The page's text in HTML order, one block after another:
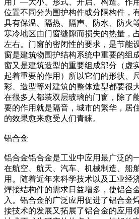
用）—大小、形式、开启、构造。作
位置不同分为围护构件或分隔构件，
具有保温、隔热、隔声、防水、防火
寒冷地区由门窗缝隙而损失的热量，
左右。门窗的密闭性的要求，是节能
窗是建筑物围护结构系统中重要的组
窗又是建筑造型的重要组成部分（虚
起着重要的作用）所以它们的形状、
彩、造型等对建筑的整体造型都要很
在很多人都装双层玻璃的门窗，除了
要的作用就是隔音，城市的繁华，居
的效果愈来愈受人们青睐。
铝合金
铝合金铝合金是工业中应用最广泛的
在航空、航天、汽车、机械制造、船
用。随着近年来科学技术以及工业经
焊接结构件的需求日益增多，使铝合
入。铝合金的广泛应用促进了铝合金
接技术的发展又拓展了铝合金的应用